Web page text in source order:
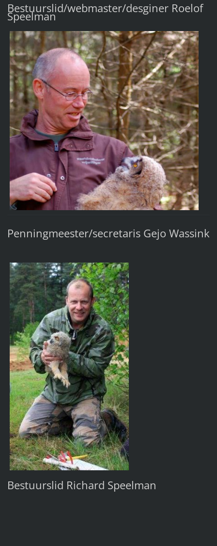
Bestuurslid/webmaster/desginer Roelof
Speelman
Penningmeester/secretaris Gejo Wassink
Bestuurslid Richard Speelman